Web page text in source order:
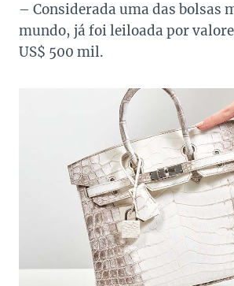
– Considerada uma das bolsas
mundo, já foi leiloada por
US$ 500 mil.